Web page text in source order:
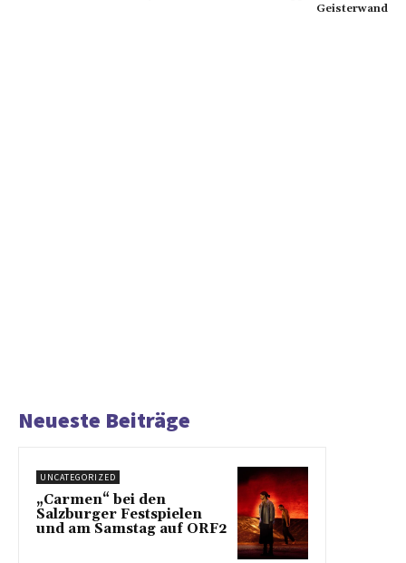
Geisterwand
Neueste Beiträge
UNCATEGORIZED
„Carmen“ bei den
Salzburger Festspielen
und am Samstag auf ORF2